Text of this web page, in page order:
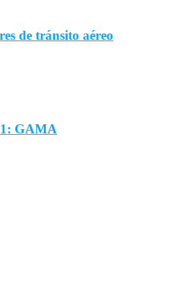
de tránsito aéreo
GAMA